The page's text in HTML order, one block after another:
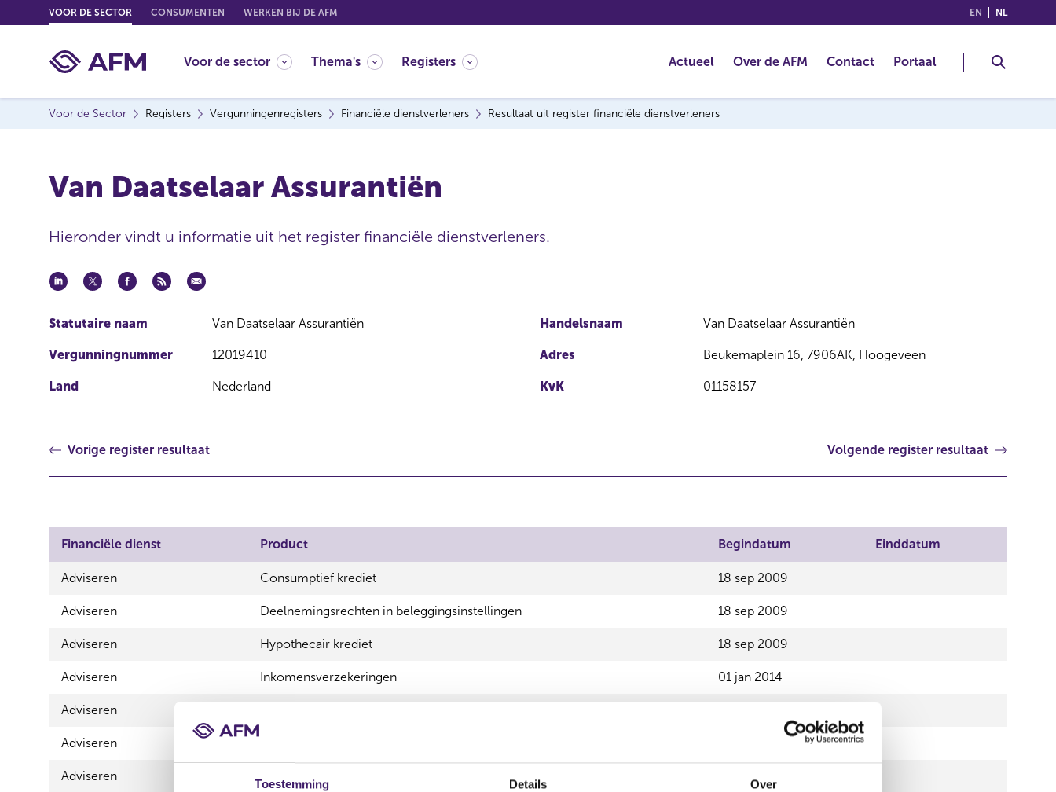
Toestemming Details Over
o
o
EN (ENGLISH)
NL
VOOR DE SECTOR CONSUMENTEN WERKEN BIJ DE AFM
Voor de sector Thema's Registers Actueel Over de AFM Contact Portaal
Voor de Sector Registers Vergunningenregisters Financiële dienstverleners Resultaat uit register financiële dienstverleners
Van Daatselaar Assurantiën
Hieronder vindt u informatie uit het register financiële dienstverleners.
Statutaire naam Van Daatselaar Assurantiën Handelsnaam Van Daatselaar Assurantiën
Vergunningnummer 12019410 Adres Beukemaplein 16, 7906AK, Hoogeveen
Land Nederland KvK 01158157
Vorige register resultaat Volgende register resultaat
Financiële dienst Product Begindatum Einddatum
Adviseren Consumptief krediet 18 sep 2009
Adviseren Deelnemingsrechten in beleggingsinstellingen 18 sep 2009
Adviseren Hypothecair krediet 18 sep 2009
Adviseren Inkomensverzekeringen 01 jan 2014
Adviseren
Adviseren
Adviseren Spaarrekeningen 18 sep 2009